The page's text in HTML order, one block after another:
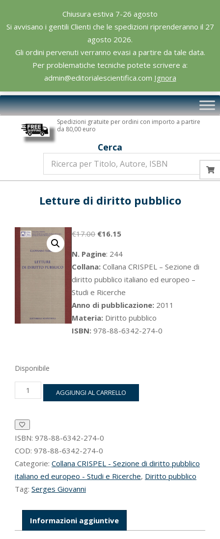
Chiusura estiva 7-26 agosto
Si avvisano i gentili Clienti che le spedizioni riprenderanno il 27
agosto 2026.
Gli ordini pervenuti verranno evasi a partire da tale data.
Per problematiche tecniche potete scrivere a:
admin@editorialescientifica.com Ignora
content
Editoriale
Scientifica
Primary
Navigation
Spedizioni gratuite per ordini con importo a partire
da 80,00 euro
Cerca
Letture di diritto pubblico
€17.00 Il
originale
era:
€17.00.
€16.15Il
attuale
è:
€16.15.
N. Pagine: 244
Collana: Collana CRISPEL – Sezione di
diritto pubblico italiano ed europeo –
Studi e Ricerche
Anno di pubblicazione: 2011
Materia: Diritto pubblico
ISBN: 978-88-6342-274-0
Disponibile
Letture
di
quantità
AGGIUNGI AL CARRELLO
ISBN: 978-88-6342-274-0
COD: 978-88-6342-274-0
Categorie: Collana CRISPEL - Sezione di diritto pubblico
italiano ed europeo - Studi e Ricerche, Diritto pubblico
Tag: Serges Giovanni
Informazioni aggiuntive